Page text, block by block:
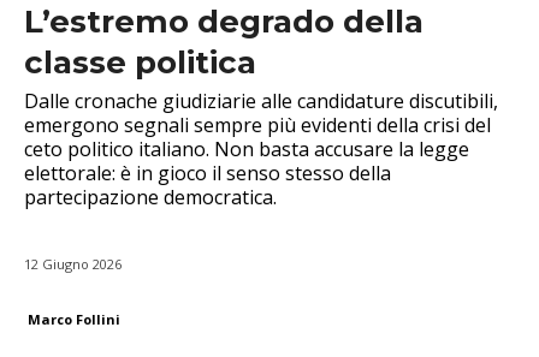
L’estremo degrado della
classe politica
Dalle cronache giudiziarie alle candidature discutibili,
emergono segnali sempre più evidenti della crisi del
ceto politico italiano. Non basta accusare la legge
elettorale: è in gioco il senso stesso della
partecipazione democratica.
12 Giugno 2026
Marco Follini